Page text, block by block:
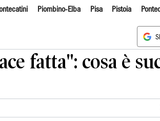
Piombino-Elba Pisa Pistoia
fatta": cosa è